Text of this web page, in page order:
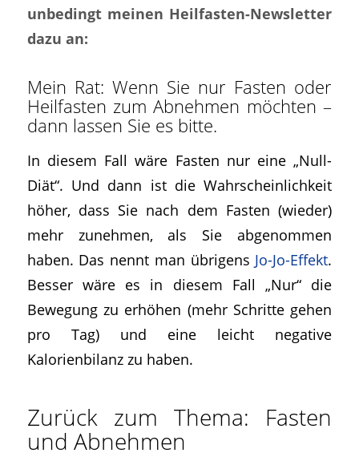
unbedingt meinen Heilfasten-Newsletter
dazu an:
Mein Rat: Wenn Sie nur Fasten oder
Heilfasten zum Abnehmen möchten –
dann lassen Sie es bitte.
In diesem Fall wäre Fasten nur eine „Null-
Diät“. Und dann ist die Wahrscheinlichkeit
höher, dass Sie nach dem Fasten (wieder)
mehr zunehmen, als Sie abgenommen
haben. Das nennt man übrigens Jo-Jo-Effekt.
Besser wäre es in diesem Fall „Nur“ die
Bewegung zu erhöhen (mehr Schritte gehen
pro Tag) und eine leicht negative
Kalorienbilanz zu haben.
Zurück zum Thema: Fasten
und Abnehmen